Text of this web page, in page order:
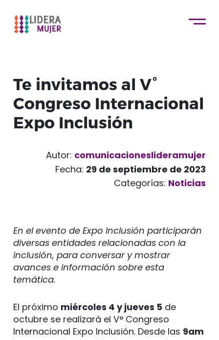
Te invitamos al V°
Congreso Internacional
Expo Inclusión
Autor: comunicacioneslideramujer
Fecha: 29 de septiembre de 2023
Categorías: Noticias
En el evento de Expo Inclusión participarán
diversas entidades relacionadas con la
inclusión, para conversar y mostrar
avances e información sobre esta
temática.
El próximo miércoles 4 y jueves 5 de
octubre se realizará el V° Congreso
Internacional Expo Inclusión. Desde las 9am